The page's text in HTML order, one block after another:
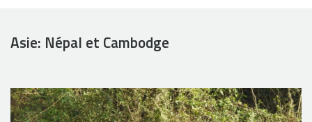
Asie: Népal et Cambodge